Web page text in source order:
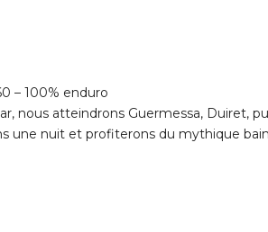
– 100% enduro
nous atteindrons Guermessa, Duiret,
une nuit et profiterons du mythique